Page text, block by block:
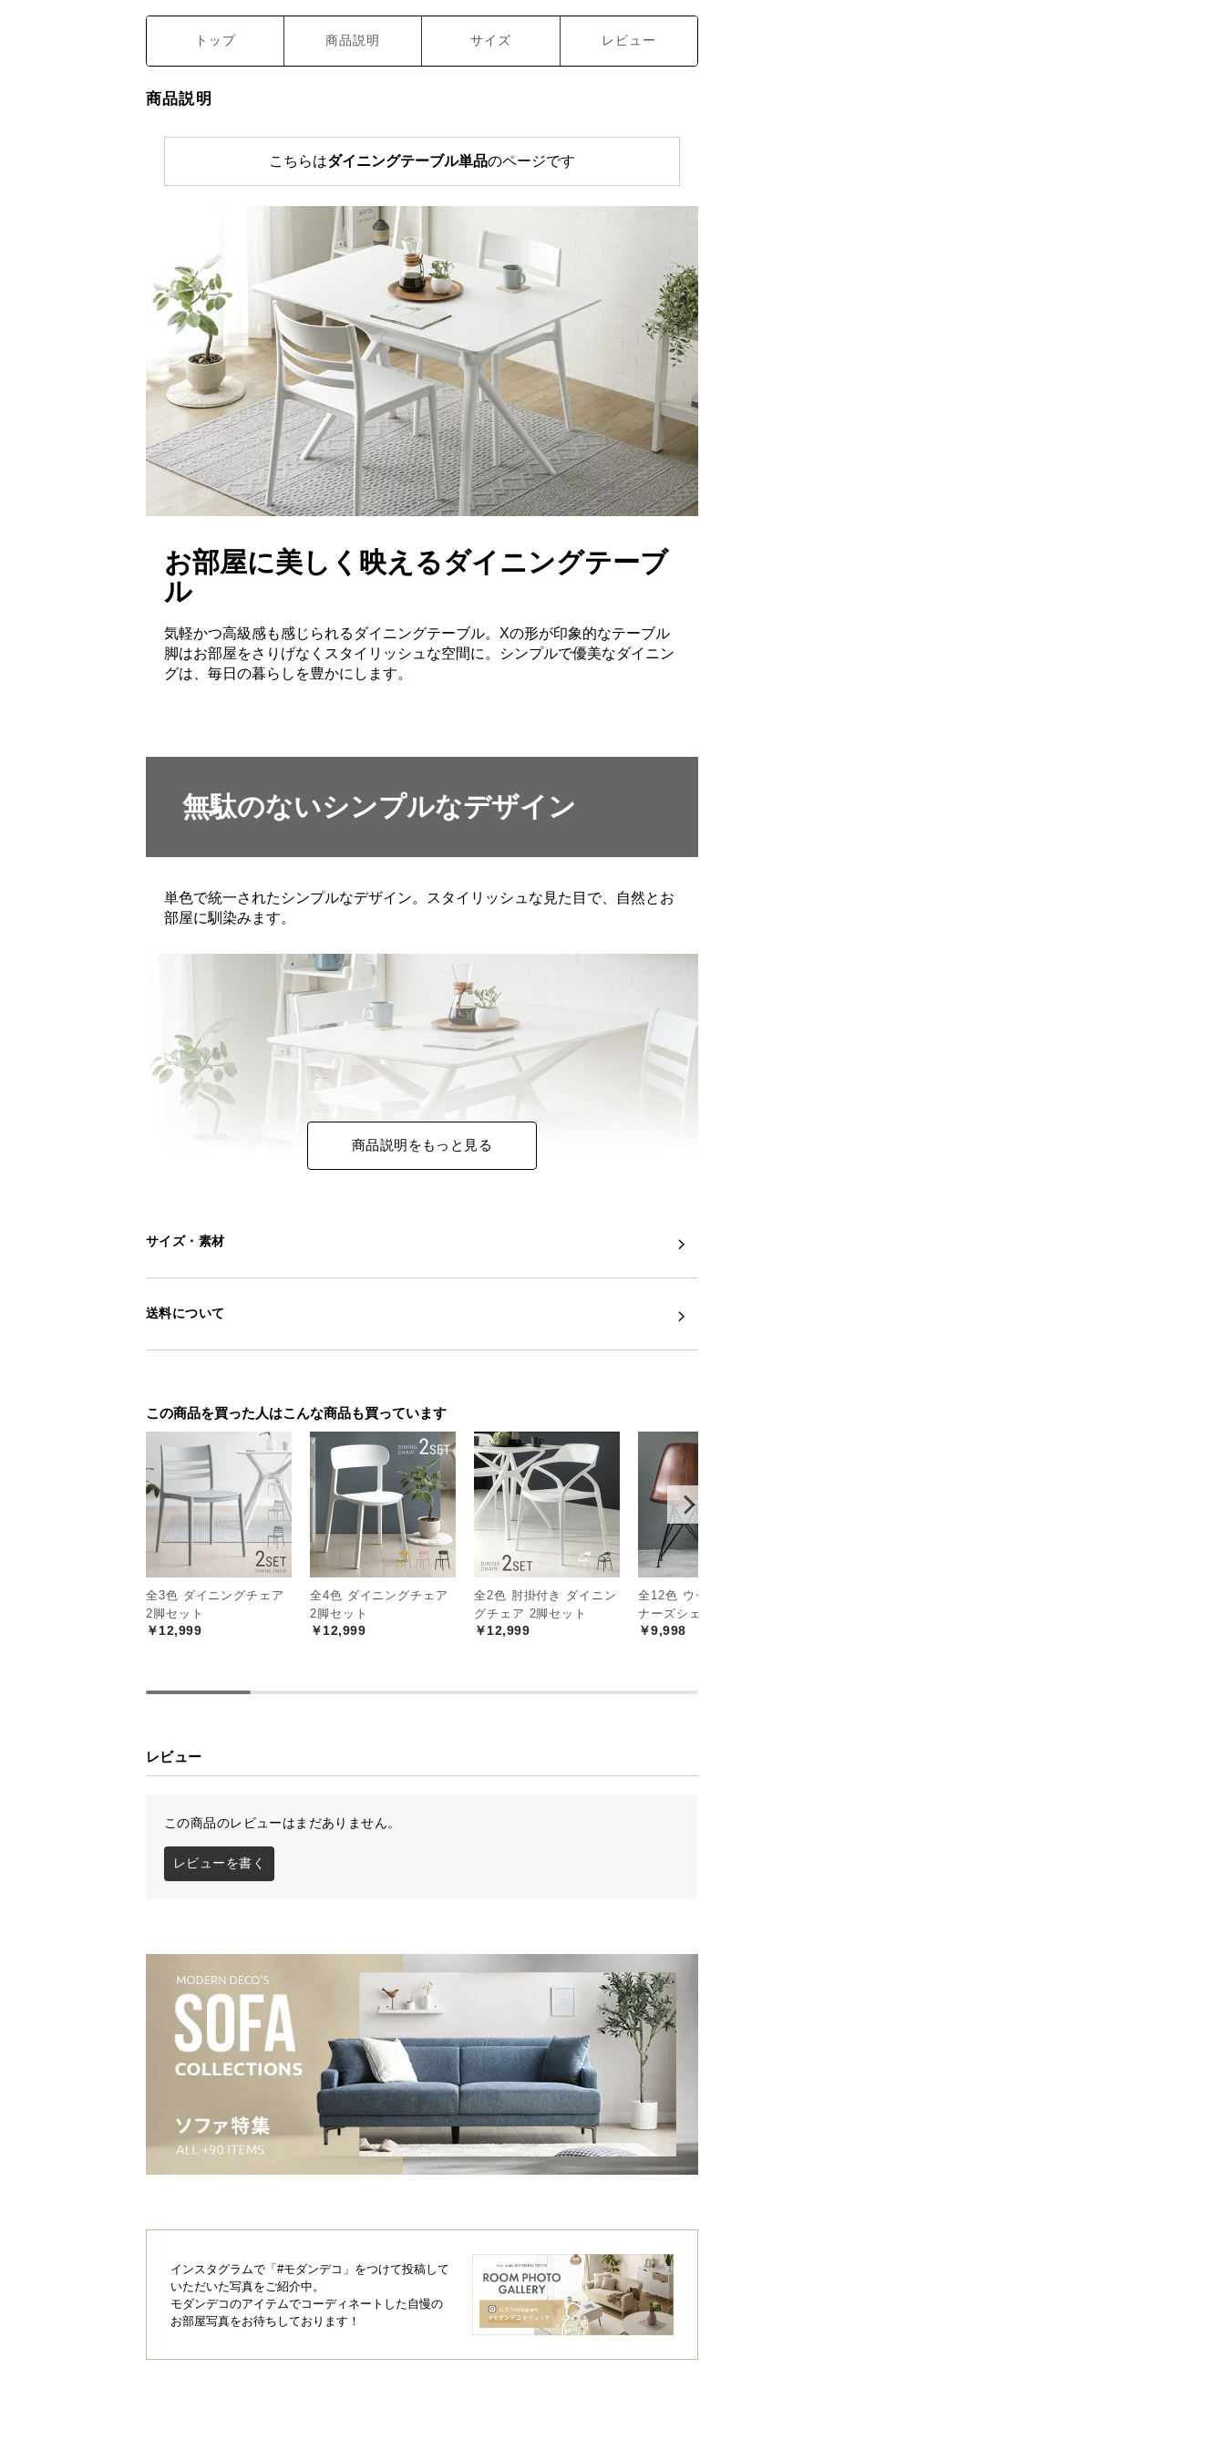
トップ 商品説明 サイズ レビュー
商品説明
こちらはダイニングテーブル単品のページです
お部屋に美しく映えるダイニングテーブ
ル
気軽かつ高級感も感じられるダイニングテーブル。Xの形が印象的なテーブル
脚はお部屋をさりげなくスタイリッシュな空間に。シンプルで優美なダイニン
グは、毎日の暮らしを豊かにします。
無駄のないシンプルなデザイン
単色で統一されたシンプルなデザイン。スタイリッシュな見た目で、自然とお
部屋に馴染みます。
Xの形が目を引くテーブル脚
たアクセントになります。
省スペースでも置けるサイズ感
テーブルはコンパクトで使いやすいサイズ感。2人暮らしや、お子様が小さい
ご家庭にもオススメです。
商品説明をもっと見る
サイズ・素材
送料について
この商品を買った人はこんな商品も買っています
全3色 ダイニングチェア
2脚セット
￥12,999
全4色 ダイニングチェア
2脚セット
￥12,999
全2色 肘掛付き ダイニン
グチェア 2脚セット
￥12,999
全12色 ウッド調 デザイ
ナーズシェルチェア
￥9,998
レビュー
この商品のレビューはまだありません。
レビューを書く
インスタグラムで「#モダンデコ」をつけて投稿して
いただいた写真をご紹介中。
モダンデコのアイテムでコーディネートした自慢の
お部屋写真をお待ちしております！